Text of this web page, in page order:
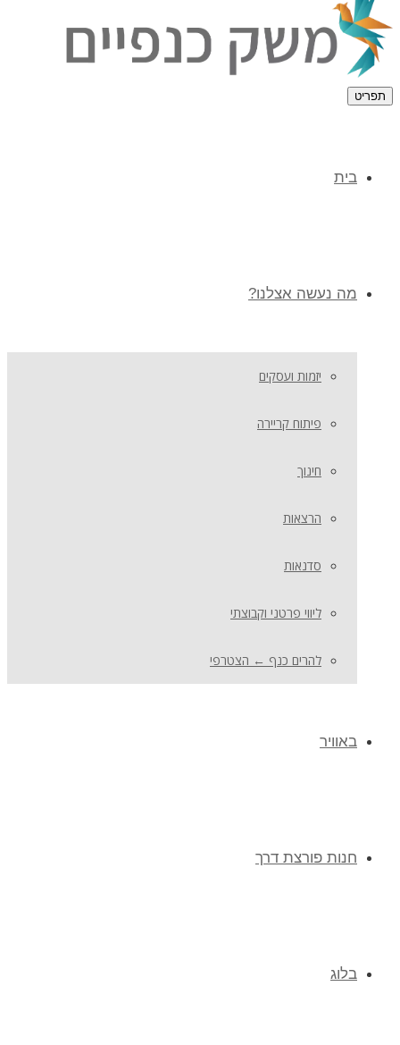
תפריט
בית
מה נעשה אצלנו?
יזמות ועסקים
פיתוח קריירה
חינוך
הרצאות
סדנאות
ליווי פרטני וקבוצתי
להרים כנף ← הצטרפי
באוויר
חנות פורצת דרך
בלוג